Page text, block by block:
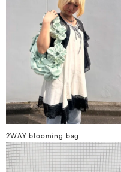
2WAY blooming bag